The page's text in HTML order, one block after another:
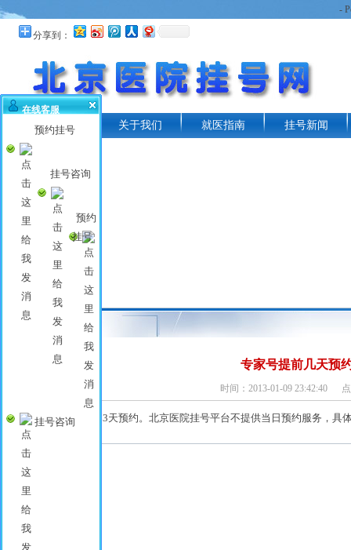
-
分享到：
首页 关于我们 就医指南 挂号新闻
常见问题
专家号提前几天预
时间：2013-01-09 23:42:40 点
需要提前2到3天预约。北京医院挂号平台不提供当日预约服务，具
在线客服
预约挂号
挂号咨询
预约
挂号
挂号咨询